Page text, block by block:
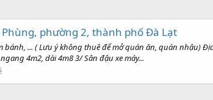
phường 2, thành phố Đà Lạt
... ( Lưu ý không thuê để mở quán ăn, quán nhậu)
4m2, dài 4m8 3/ Sân đậu xe máy...